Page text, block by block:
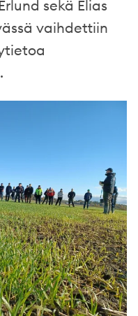
sekä Elias
vaihdettiin